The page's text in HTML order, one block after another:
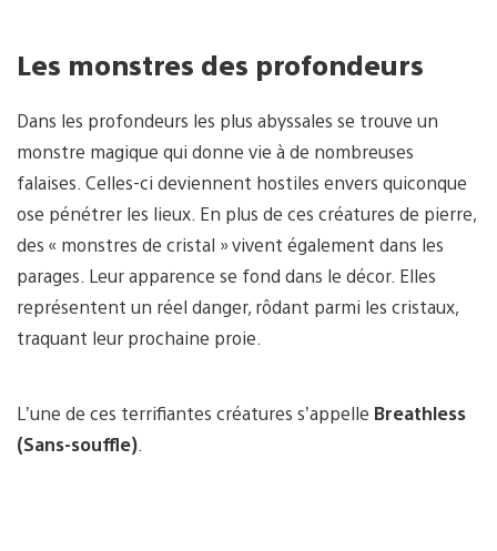
Les monstres des profondeurs
Dans les profondeurs les plus abyssales se trouve un
monstre magique qui donne vie à de nombreuses
falaises. Celles-ci deviennent hostiles envers quiconque
ose pénétrer les lieux. En plus de ces créatures de pierre,
des « monstres de cristal » vivent également dans les
parages. Leur apparence se fond dans le décor. Elles
représentent un réel danger, rôdant parmi les cristaux,
traquant leur prochaine proie.
L’une de ces terrifiantes créatures s’appelle Breathless
(Sans-souffle)